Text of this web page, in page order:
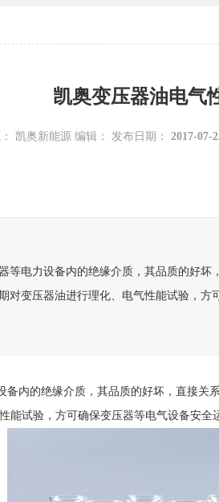
凯奥变压器油电气
凯奥新能源 编辑： 发布日期： 2017-07-
等电力设备内的绝缘介质，其品质的好
对变压器油进行理化、电气性能试验，
备内的绝缘介质，其品质的好坏，直接关
能试验，方可确保变压器等电气设备安全